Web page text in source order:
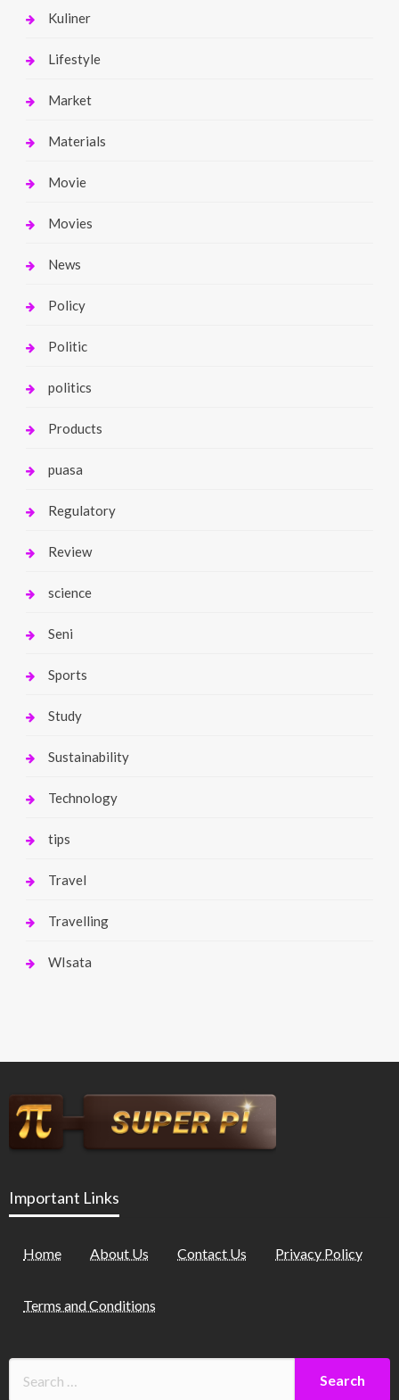
Kuliner
Lifestyle
Market
Materials
Movie
Movies
News
Policy
Politic
politics
Products
puasa
Regulatory
Review
science
Seni
Sports
Study
Sustainability
Technology
tips
Travel
Travelling
WIsata
Important Links
Home About Us Contact Us Privacy Policy
Terms and Conditions